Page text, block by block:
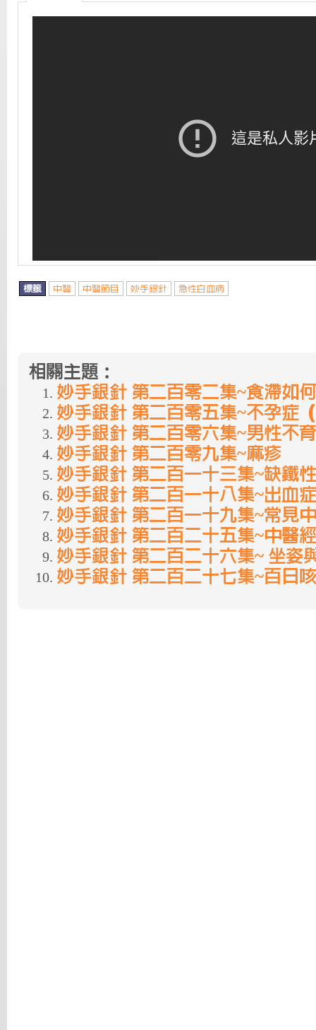
標籤 中醫 中醫節目 妙手銀針 急性白血病
相關主題：
妙手銀針 第二百零二集~食滯如
妙手銀針 第二百零五集~不孕症
妙手銀針 第二百零六集~男性不育
妙手銀針 第二百零九集~麻疹
妙手銀針 第二百一十三集~缺鐵
妙手銀針 第二百一十八集~出血症
妙手銀針 第二百一十九集~常見
妙手銀針 第二百二十五集~中醫
妙手銀針 第二百二十六集~ 坐姿
妙手銀針 第二百二十七集~百日咳